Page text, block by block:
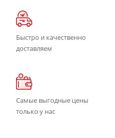
Быстро и качественно
доставляем
Самые выгодные цены
только у нас